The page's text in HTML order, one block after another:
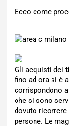
Ecco come
Gli acquisti dei
fino ad ora si è
corrispondono
che si sono
dovuto ricorrere
persone. Le